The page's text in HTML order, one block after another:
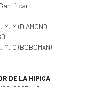
1 carr.
, M, M (DIAMOND
, M, C (BOBOMAN)
DE LA HIPICA